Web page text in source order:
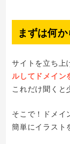
まずは何
サイトを立ち上
ルしてドメイン
これだけ聞くと
そこで！ドメイ
簡単にイラスト